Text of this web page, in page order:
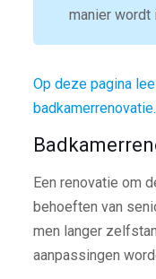
manier wordt
Op deze pagina
badkamerrenovatie.
Een renovatie om
behoeften van
men langer
aanpassingen